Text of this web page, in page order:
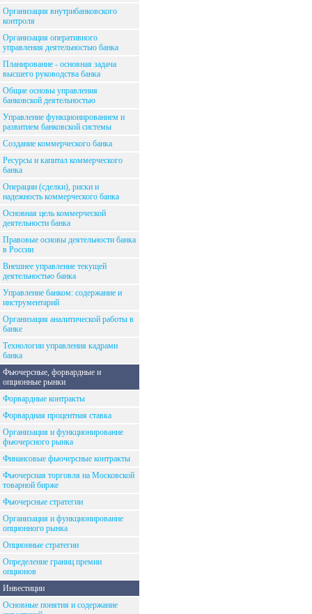
Организация внутрибанковского
контроля
Организация оперативного
управления деятельностью банка
Планирование - основная задача
высшего руководства банка
Общие основы управления
банковской деятельностью
Управление функционированием и
развитием банковской системы
Создание коммерческого банка
Ресурсы и капитал коммерческого
банка
Операции (сделки), риски и
надежность коммерческого банка
Основная цель коммерческой
деятельности банка
Правовые основы деятельности банка
в России
Внешнее управление текущей
деятельностью банка
Управление банком: содержание и
инструментарий
Организация аналитической работы в
банке
Технологии управления кадрами
банка
Фьючерсные, форвардные и
опционные рынки
Форвардные контракты
Форвардная процентная ставка
Организация и функционирование
фьючерсного рынка
Финансовые фьючерсные контракты
Фьючерсная торговля на Московской
товарной бирже
Фьючерсные стратегии
Организация и функционирование
опционного рынка
Опционные стратегии
Определение границ премии
опционов
Инвестиции
Основные понятия и содержание